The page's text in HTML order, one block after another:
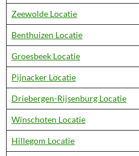
Zeewolde Locatie
Benthuizen Locatie
Groesbeek Locatie
Pijnacker Locatie
Driebergen-Rijsenburg Locatie
Winschoten Locatie
Hillegom Locatie